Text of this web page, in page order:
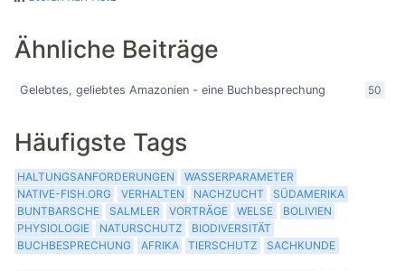
Ähnliche Beiträge
50
Gelebtes, geliebtes Amazonien - eine Buchbesprechung
Häufigste Tags
HALTUNGSANFORDERUNGEN
WASSERPARAMETER
NATIVE-FISH.ORG
VERHALTEN NACHZUCHT
SÜDAMERIKA
BUNTBARSCHE
SALMLER VORTRÄGE WELSE
BOLIVIEN
PHYSIOLOGIE
NATURSCHUTZ
BIODIVERSITÄT
BUCHBESPRECHUNG
AFRIKA TIERSCHUTZ SACHKUNDE